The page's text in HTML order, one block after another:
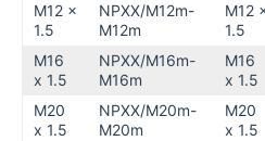
M12 x
1.5
NPXX/M12m-
M12m
M12
1.5
M16
x 1.5
NPXX/M16m-
M16m
M16
x 1.5
M20
x 1.5
NPXX/M20m-
M20m
M20
x 1.5